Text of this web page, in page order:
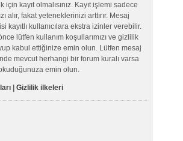
için kayıt olmalısınız. Kayıt işlemi sadece
alır, fakat yeteneklerinizi arttırır. Mesaj
kayıtlı kullanıcılara ekstra izinler verebilir.
lütfen kullanım koşullarımızı ve gizlilik
kabul ettiğinize emin olun. Lütfen mesaj
mevcut herhangi bir forum kuralı varsa
emin olun.
| Gizlilik ilkeleri